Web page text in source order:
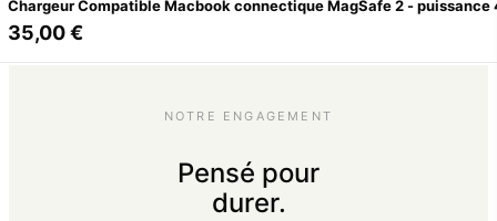
Chargeur Compatible Macbook connectique
35,00 €
NOTRE ENGAGEMENT
Pensé pour
durer.